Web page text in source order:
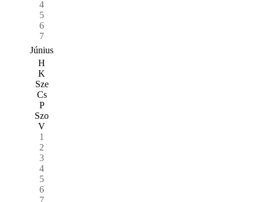
4
5
6
7
Június
H
K
Sze
Cs
P
Szo
V
1
2
3
4
5
6
7